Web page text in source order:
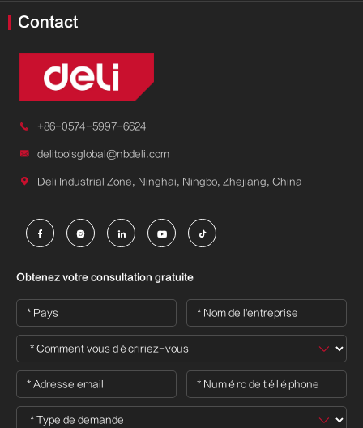
Contact
 +86-0574-5997-6624
 delitoolsglobal@nbdeli.com
 Deli Industrial Zone, Ninghai, Ningbo, Zhejiang, China
    
Obtenez votre consultation gratuite